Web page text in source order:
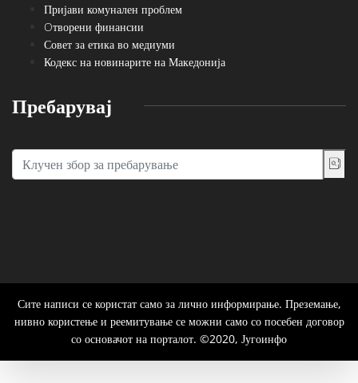
Пријави комунален проблем
Oтворени финансии
Совет за етика во медиуми
Кодекс на новинарите на Македонија
Пребарувај
Сите написи се користат само за лично информирање. Преземање,
нивно користење и реемитување се можни само со посебен договор
со основачот на порталот. ©2020, Југоинфо